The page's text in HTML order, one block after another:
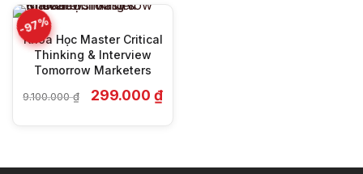
-97%
Khóa Học Master Critical
Thinking & Interview
Tomorrow Marketers
9.100.000₫ Giá
gốc
299.000 ₫Giá
hiện